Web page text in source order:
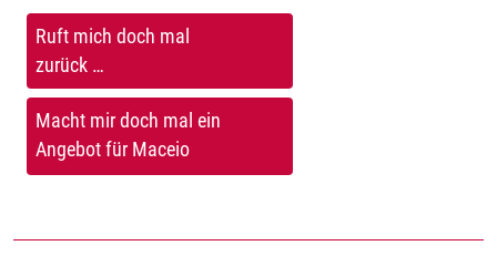
Ruft mich doch mal
zurück …
Macht mir doch mal ein
Angebot für Maceio